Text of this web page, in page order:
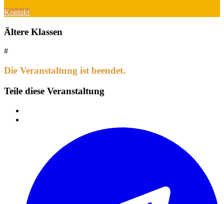
Kontakt
Ältere Klassen
#
Die Veranstaltung ist beendet.
Teile diese Veranstaltung